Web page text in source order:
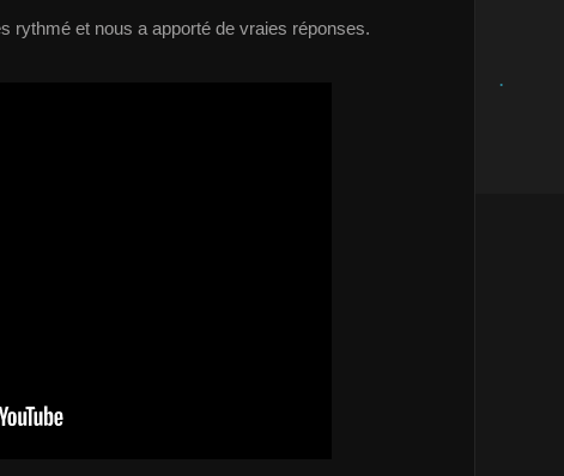
rythmé et nous a apporté de vraies réponses.
.